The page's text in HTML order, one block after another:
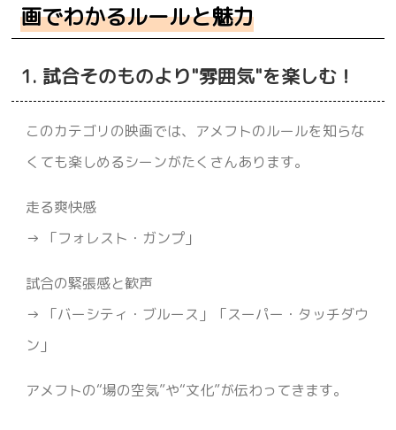
画でわかるルールと魅力
1. 試合そのものより"雰囲気"を楽しむ！
このカテゴリの映画では、アメフトのルールを知らな
くても楽しめるシーンがたくさんあります。
走る爽快感
→ 「フォレスト・ガンプ」
試合の緊張感と歓声
→ 「バーシティ・ブルース」「スーパー・タッチダウ
ン」
アメフトの“場の空気”や“文化”が伝わってきます。